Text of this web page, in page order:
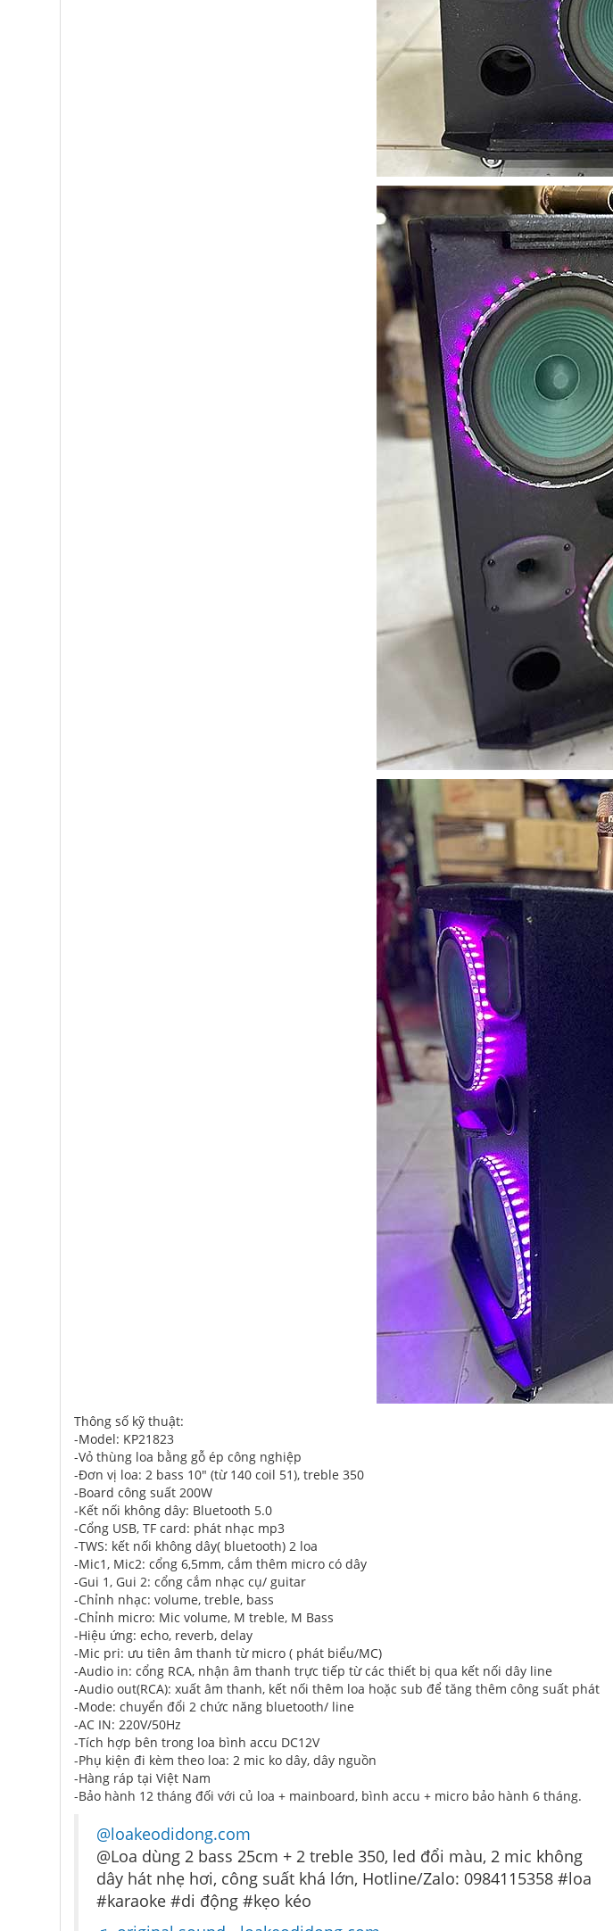
Thông số kỹ thuật:
-Model: KP21823
-Vỏ thùng loa bằng gỗ ép công nghiệp
-Đơn vị loa: 2 bass 10" (từ 140 coil 51), treble 350
-Board công suất 200W
-Kết nối không dây: Bluetooth 5.0
-Cổng USB, TF card: phát nhạc mp3
-TWS: kết nối không dây( bluetooth) 2 loa
-Mic1, Mic2: cổng 6,5mm, cắm thêm micro có dây
-Gui 1, Gui 2: cổng cắm nhạc cụ/ guitar
-Chỉnh nhạc: volume, treble, bass
-Chỉnh micro: Mic volume, M treble, M Bass
-Hiệu ứng: echo, reverb, delay
-Mic pri: ưu tiên âm thanh từ micro ( phát biểu/MC)
-Audio in: cổng RCA, nhận âm thanh trực tiếp từ các thiết bị qua kết nối dây line
-Audio out(RCA): xuất âm thanh, kết nối thêm loa hoặc sub để tăng thêm công suất phát
-Mode: chuyển đổi 2 chức năng bluetooth/ line
-AC IN: 220V/50Hz
-Tích hợp bên trong loa bình accu DC12V
-Phụ kiện đi kèm theo loa: 2 mic ko dây, dây nguồn
-Hàng ráp tại Việt Nam
-Bảo hành 12 tháng đối với củ loa + mainboard, bình accu + micro bảo hành 6 tháng.
@loakeodidong.com
@Loa dùng 2 bass 25cm + 2 treble 350, led đổi màu, 2 mic không
dây hát nhẹ hơi, công suất khá lớn, Hotline/Zalo: 0984115358 #loa
#karaoke #di động #kẹo kéo